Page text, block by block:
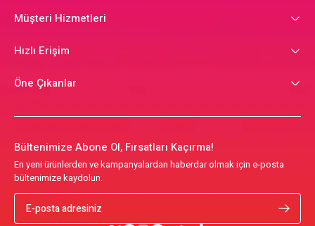
Müşteri Hizmetleri
Hızlı Erişim
Öne Çıkanlar
Bültenimize Abone Ol, Fırsatları Kaçırma!
En yeni ürünlerden ve kampanyalardan haberdar olmak için e-posta
bültenimize kaydolun.